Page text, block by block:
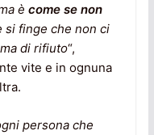
è come se non
si finge che non ci
di rifiuto“,
vite e in ognuna
persona che